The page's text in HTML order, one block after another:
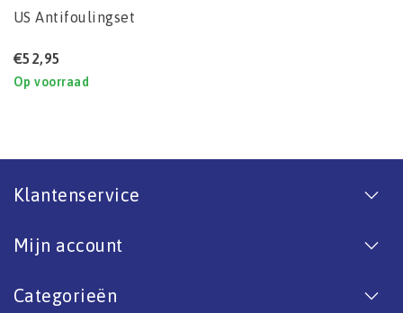
US Antifoulingset
€52,95
Op voorraad
Klantenservice
Mijn account
Categorieën